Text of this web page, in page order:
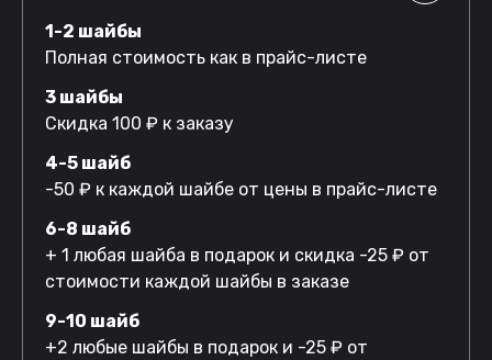
1-2 шайбы
Полная стоимость как в прайс-листе
3 шайбы
Скидка 100 ₽ к заказу
4-5 шайб
-50 ₽ к каждой шайбе от цены в прайс-листе
6-8 шайб
+ 1 любая шайба в подарок и скидка -25 ₽ от
стоимости каждой шайбы в заказе
9-10 шайб
+2 любые шайбы в подарок и -25 ₽ от